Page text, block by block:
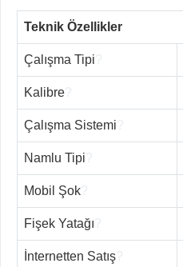
Teknik Özellikler
Çalışma Tipi
Kalibre
Çalışma Sistemi
Namlu Tipi
Mobil Şok
Fişek Yatağı
İnternetten Satış